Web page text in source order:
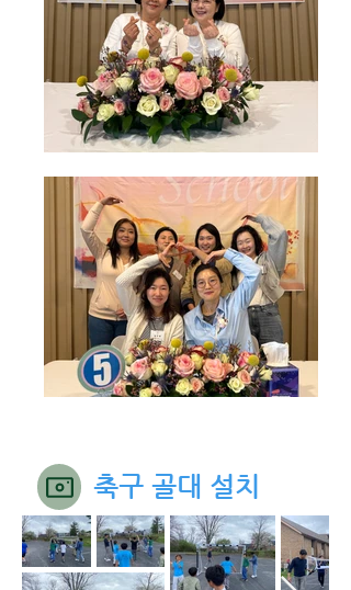
​축구 골대 설치